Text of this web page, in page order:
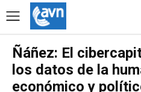
Ñáñez: El
los datos de la
económico y